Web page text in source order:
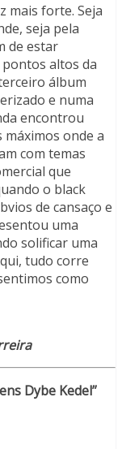
mais forte. Seja
seja pela
de estar
altos da
álbum
e numa
encontrou
onde a
com temas
que
o black
de cansaço e
uma
solificar uma
tudo corre
como
Dybe Kedel”